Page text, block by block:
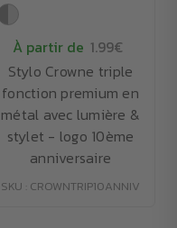
À partir de 1.99€
Stylo Crowne triple
fonction premium en
métal avec lumière &
stylet - logo 10ème
anniversaire
SKU : CROWNTRIP10ANNIV